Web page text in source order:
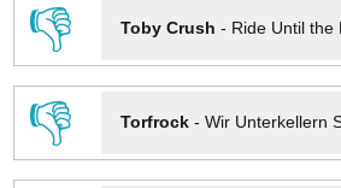
👎
Toby Crush - Ride Until the
👎
Torfrock- Wir Unterkellern